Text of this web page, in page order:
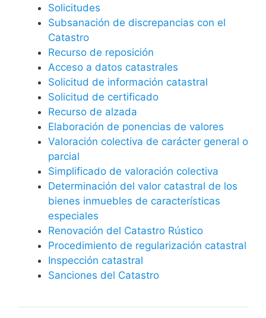
Solicitudes
Subsanación de discrepancias con el
Catastro
Recurso de reposición
Acceso a datos catastrales
Solicitud de información catastral
Solicitud de certificado
Recurso de alzada
Elaboración de ponencias de valores
Valoración colectiva de carácter general o
parcial
Simplificado de valoración colectiva
Determinación del valor catastral de los
bienes inmuebles de características
especiales
Renovación del Catastro Rústico
Procedimiento de regularización catastral
Inspección catastral
Sanciones del Catastro